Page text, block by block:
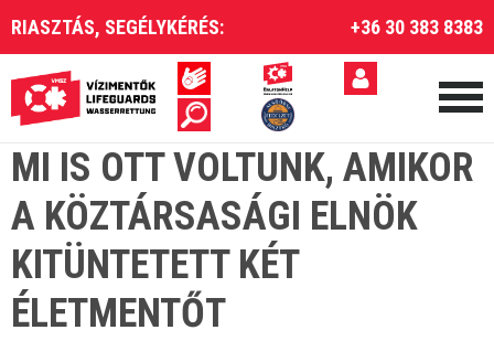
RIASZTÁS, SEGÉLYKÉRÉS: +36 30 383 8383
MI IS OTT VOLTUNK, AMIKOR
A KÖZTÁRSASÁGI ELNÖK
KITÜNTETETT KÉT
ÉLETMENTŐT